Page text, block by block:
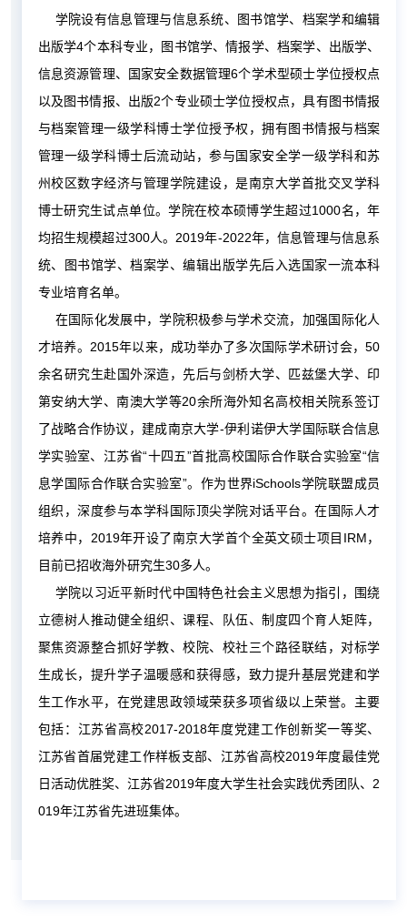
学院设有信息管理与信息系统、图书馆学、档案学和编辑
出版学4个本科专业，图书馆学、情报学、档案学、出版学、
信息资源管理、国家安全数据管理6个学术型硕士学位授权点
以及图书情报、出版2个专业硕士学位授权点，具有图书情报
与档案管理一级学科博士学位授予权，拥有图书情报与档案
管理一级学科博士后流动站，参与国家安全学一级学科和苏
州校区数字经济与管理学院建设，是南京大学首批交叉学科
博士研究生试点单位。学院在校本硕博学生超过1000名，年
均招生规模超过300人。2019年-2022年，信息管理与信息系
统、图书馆学、档案学、编辑出版学先后入选国家一流本科
专业培育名单。
在国际化发展中，学院积极参与学术交流，加强国际化人
才培养。2015年以来，成功举办了多次国际学术研讨会，50
余名研究生赴国外深造，先后与剑桥大学、匹兹堡大学、印
第安纳大学、南澳大学等20余所海外知名高校相关院系签订
了战略合作协议，建成南京大学-伊利诺伊大学国际联合信息
学实验室、江苏省“十四五”首批高校国际合作联合实验室“信
息学国际合作联合实验室”。作为世界iSchools学院联盟成员
组织，深度参与本学科国际顶尖学院对话平台。在国际人才
培养中，2019年开设了南京大学首个全英文硕士项目IRM，
目前已招收海外研究生30多人。
学院以习近平新时代中国特色社会主义思想为指引，围绕
立德树人推动健全组织、课程、队伍、制度四个育人矩阵，
聚焦资源整合抓好学教、校院、校社三个路径联结，对标学
生成长，提升学子温暖感和获得感，致力提升基层党建和学
生工作水平，在党建思政领域荣获多项省级以上荣誉。主要
包括：江苏省高校2017-2018年度党建工作创新奖一等奖、
江苏省首届党建工作样板支部、江苏省高校2019年度最佳党
日活动优胜奖、江苏省2019年度大学生社会实践优秀团队、2
019年江苏省先进班集体。